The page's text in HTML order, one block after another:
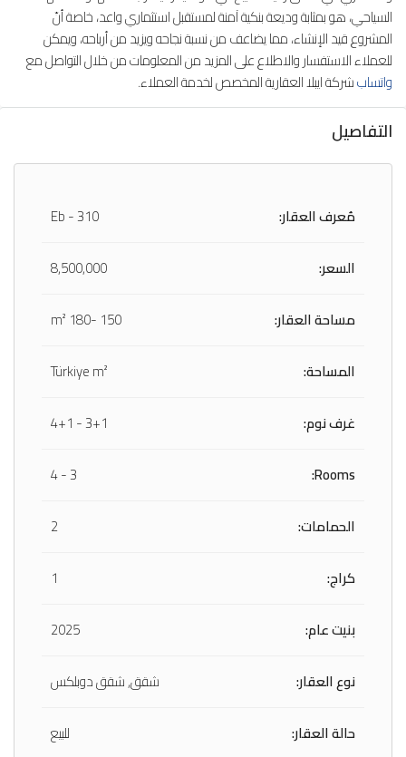
السياحي، هو بمثابة وديعة بنكية آمنة لمستقبل استثماري واعد، خاصة أنّ
المشروع قيد الإنشاء، مما يضاعف من نسبة نجاحه ويزيد من أرباحه، ويمكن
للعملاء الاستفسار والاطلاع على المزيد من المعلومات من خلال التواصل مع
واتسابشركة ايبلا العقارية المخصص لخدمة العملاء.
التفاصيل
مُعرف العقار:
Eb - 310
السعر:
8,500,000
مساحة العقار:
150 -180 m²
المساحة:
Türkiye m²
غرف نوم:
3+1 - 4+1
Rooms:
3 - 4
الحمامات:
2
كراج:
1
بنيت عام:
2025
نوع العقار:
شقق, شقق دوبلكس
حالة العقار:
للبيع